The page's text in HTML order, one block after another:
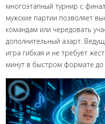
многоэтапный турнир с
мужские партии позволяет
командам или чередовать
дополнительный азарт.
игра гибкая и не требует
минут в быстром формате до